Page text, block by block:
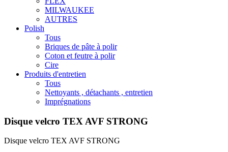
MILWAUKEE
AUTRES
Polish
Tous
Briques de pâte à polir
Coton et feutre à polir
Cire
Produits d'entretien
Tous
Nettoyants , détachants , entretien
Imprégnations
Disque velcro TEX AVF STRONG
Disque velcro TEX AVF STRONG